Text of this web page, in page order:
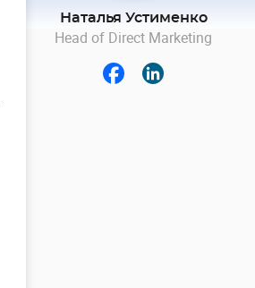
Наталья Устименко
Head of Direct Marketing